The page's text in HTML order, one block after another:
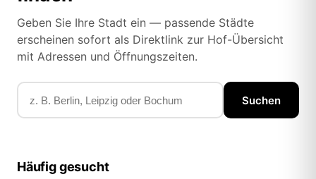
Geben Sie Ihre Stadt ein — passende Städte
erscheinen sofort als Direktlink zur Hof-Übersicht
mit Adressen und Öffnungszeiten.
Suchen
Häufig gesucht